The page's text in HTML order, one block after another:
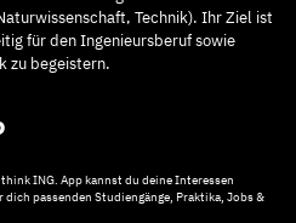
Technik). Ihr Ziel ist
für den Ingenieursberuf sowie
zu begeistern.
ING. App kannst du deine Interessen
passenden Studiengänge, Praktika, Jobs &